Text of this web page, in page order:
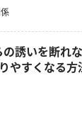
の誘いを断れ
やすくなる